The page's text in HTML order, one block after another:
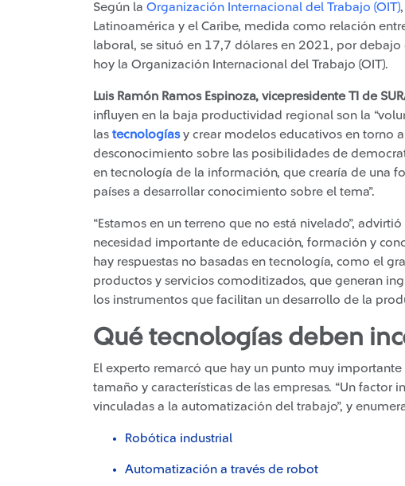
Según la Organización Internacional del Trabajo (OIT)
Latinoamérica y el Caribe, medida como relación
laboral, se situó en 17,7 dólares en 2021, por
hoy la Organización Internacional del Trabajo (OIT).
Luis Ramón Ramos Espinoza, vicepresidente TI de
influyen en la baja productividad regional son la
las tecnologíasy crear modelos educativos en torno
desconocimiento sobre las posibilidades de
en tecnología de la información, que crearía de una
países a desarrollar conocimiento sobre el tema”.
“Estamos en un terreno que no está nivelado”,
necesidad importante de educación, formación y
hay respuestas no basadas en tecnología, como el
productos y servicios comoditizados, que generan
los instrumentos que facilitan un desarrollo de la
Qué tecnologías deben
El experto remarcó que hay un punto muy
tamaño y características de las empresas. “Un factor
vinculadas a la automatización del trabajo”, y
Robótica industrial
Automatización a través de robot